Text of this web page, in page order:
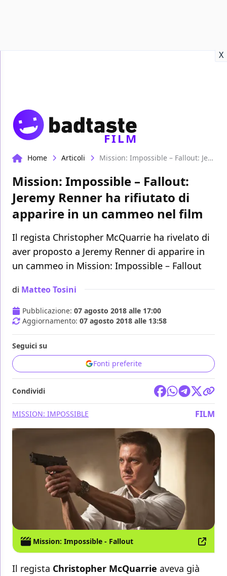
X
FILM
Home Articoli Mission: Impossible – Fallout: Jeremy Renner ha rifiutato di apparire in un cammeo nel film
Mission: Impossible – Fallout:
Jeremy Renner ha rifiutato di
apparire in un cammeo nel film
Il regista Christopher McQuarrie ha rivelato di
aver proposto a Jeremy Renner di apparire in
un cammeo in Mission: Impossible – Fallout
di Matteo Tosini
Pubblicazione: 07 agosto 2018 alle 17:00
Aggiornamento: 07 agosto 2018 alle 13:58
Seguici su
Fonti preferite
Condividi
MISSION: IMPOSSIBLE FILM
Mission: Impossible - Fallout
Il regista Christopher McQuarrie aveva già